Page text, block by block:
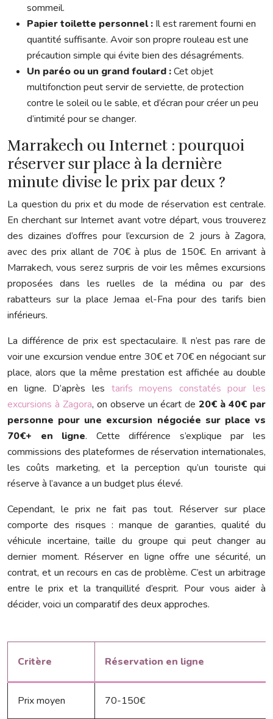
sommeil.
Papier toilette personnel : Il est rarement fourni en
quantité suffisante. Avoir son propre rouleau est une
précaution simple qui évite bien des désagréments.
Un paréo ou un grand foulard :Cet objet
multifonction peut servir de serviette, de protection
contre le soleil ou le sable, et d’écran pour créer un peu
d’intimité pour se changer.
Marrakech ou Internet : pourquoi
réserver sur place à la dernière
minute divise le prix par deux ?
La question du prix et du mode de réservation est centrale.
En cherchant sur Internet avant votre départ, vous trouverez
des dizaines d’offres pour l’excursion de 2 jours à Zagora,
avec des prix allant de 70€ à plus de 150€. En arrivant à
Marrakech, vous serez surpris de voir les mêmes excursions
proposées dans les ruelles de la médina ou par des
rabatteurs sur la place Jemaa el-Fna pour des tarifs bien
inférieurs.
La différence de prix est spectaculaire. Il n’est pas rare de
voir une excursion vendue entre 30€ et 70€ en négociant sur
place, alors que la même prestation est affichée au double
en ligne. D’après les tarifs moyens constatés pour les
excursions à Zagora, on observe un écart de 20€ à 40€ par
personne pour une excursion négociée sur place vs
70€+ en ligne. Cette différence s’explique par les
commissions des plateformes de réservation internationales,
les coûts marketing, et la perception qu’un touriste qui
réserve à l’avance a un budget plus élevé.
Cependant, le prix ne fait pas tout. Réserver sur place
comporte des risques : manque de garanties, qualité du
véhicule incertaine, taille du groupe qui peut changer au
dernier moment. Réserver en ligne offre une sécurité, un
contrat, et un recours en cas de problème. C’est un arbitrage
entre le prix et la tranquillité d’esprit. Pour vous aider à
décider, voici un comparatif des deux approches.
Critère Réservation en ligne
Prix moyen 70-150€